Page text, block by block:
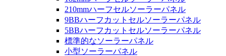
210mmハーフセルソーラーパネル
9BBハーフカットセルソーラーパネル
5BBハーフカットセルソーラーパネル
標準的なソーラーパネル
小型ソーラーパネル